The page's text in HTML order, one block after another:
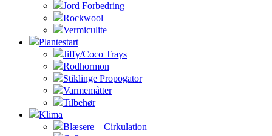
Jord Forbedring
Rockwool
Vermiculite
Plantestart
Jiffy/Coco Trays
Rodhormon
Stiklinge Propogator
Varmemåtter
Tilbehør
Klima
Blæsere – Cirkulation